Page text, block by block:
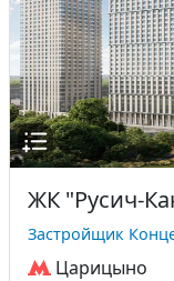
ЖК "Русич-
Застройщик
Царицыно